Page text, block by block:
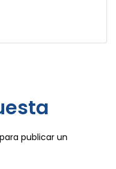
para publicar un